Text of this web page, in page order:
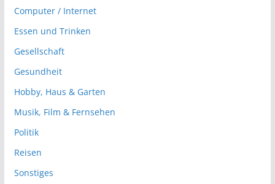
Computer / Internet
Essen und Trinken
Gesellschaft
Gesundheit
Hobby, Haus & Garten
Musik, Film & Fernsehen
Politik
Reisen
Sonstiges